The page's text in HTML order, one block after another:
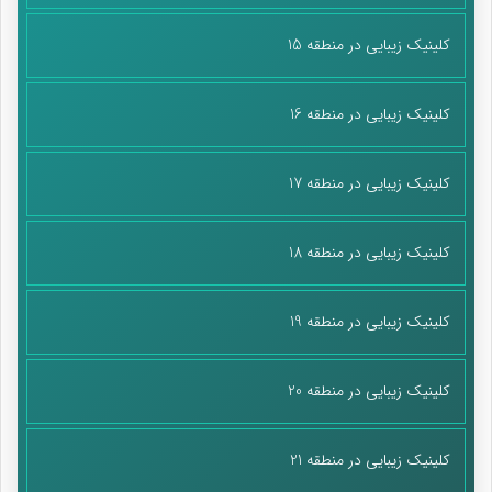
کلیه ها، یکی دیگر از اعضای آسیب پذیر در اثر فشار خون بالا هستند.
فشار بالا و عروق آسیب دیده می توانند بیماری مختلف کلیوی از قبیل
زخم کلیه و نارسایی کلیه ها را به دنبال داشته باشند.
– آسیب به چشم ها
کلینیک زیبایی در منطقه 15
کلینیک زیبایی در منطقه 16
کلینیک زیبایی در منطقه 17
کلینیک زیبایی در منطقه 18
کلینیک زیبایی در منطقه 19
کلینیک زیبایی در منطقه 20
کلینیک زیبایی در منطقه 21